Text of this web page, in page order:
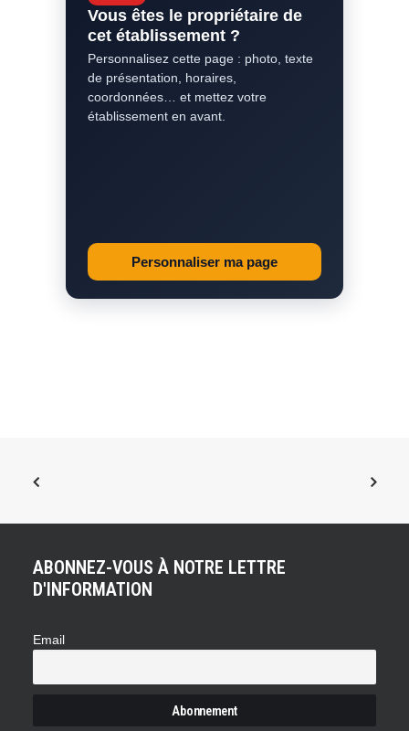
Vous êtes le propriétaire de
cet établissement ?
Personnalisez cette page : photo, texte
de présentation, horaires,
coordonnées… et mettez votre
établissement en avant.
Personnaliser ma page
ABONNEZ-VOUS À NOTRE LETTRE
D'INFORMATION
Email